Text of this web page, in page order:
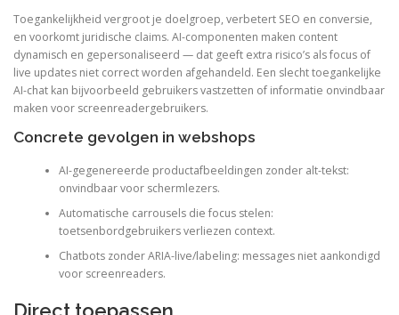
Toegankelijkheid vergroot je doelgroep, verbetert SEO en conversie,
en voorkomt juridische claims. AI-componenten maken content
dynamisch en gepersonaliseerd — dat geeft extra risico’s als focus of
live updates niet correct worden afgehandeld. Een slecht toegankelijke
AI-chat kan bijvoorbeeld gebruikers vastzetten of informatie onvindbaar
maken voor screenreadergebruikers.
Concrete gevolgen in webshops
AI-gegenereerde productafbeeldingen zonder alt-tekst:
onvindbaar voor schermlezers.
Automatische carrousels die focus stelen:
toetsenbordgebruikers verliezen context.
Chatbots zonder ARIA-live/labeling: messages niet aankondigd
voor screenreaders.